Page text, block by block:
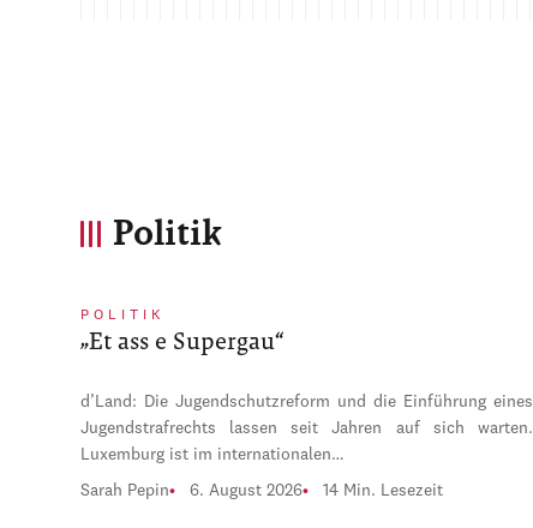
Politik
POLITIK
„Et ass e Supergau“
d’Land: Die Jugendschutzreform und die Einführung eines
Jugendstrafrechts lassen seit Jahren auf sich warten.
Luxemburg ist im internationalen…
Sarah Pepin 6. August 2026 14 Min. Lesezeit